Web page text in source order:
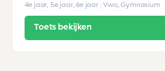
4e jaar, 5e jaar, 6e jaar Vwo, Gymnasium
Toets bekijken